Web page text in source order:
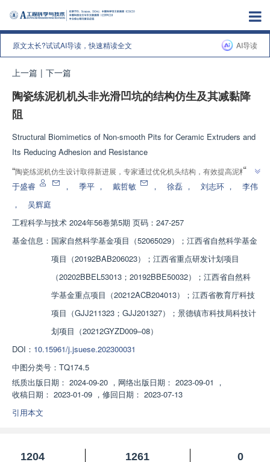
原文太长?试试AI导读，快速精读全文 AI导读
上一篇 | 下一篇
陶瓷练泥机机头非光滑凹坑的结构仿生及其减黏降
阻
Structural Biomimetics of Non-smooth Pits for Ceramic Extruders and
Its Reducing Adhesion and Resistance
“陶瓷练泥机仿生设计取得新进展，专家通过优化机头结构，有效提高泥料挤
出效率和质量。
”
于盛睿 ， 季平 ， 戴哲敏 ， 徐磊 ， 刘志环 ，
李伟
，
吴辉庭
工程科学与技术 2024年56卷第5期 页码：247-257
基金信息： 国家自然科学基金项目（52065029）；江西省自然科学基金
项目（20192BAB206023）；江西省重点研发计划项目
（20202BBEL53013；20192BBE50032）；江西省自然科
学基金重点项目（20212ACB204013）；江西省教育厅科技
项目（GJJ211323；GJJ201327）；景德镇市科技局科技计
划项目（20212GYZD009–08）
DOI： 10.15961/j.jsuese.202300031
中图分类号： TQ174.5
纸质出版日期： 2024-09-20 ， 网络出版日期： 2023-09-01 ，
收稿日期： 2023-01-09 ， 修回日期： 2023-07-13
引用本文
1204
1261
0